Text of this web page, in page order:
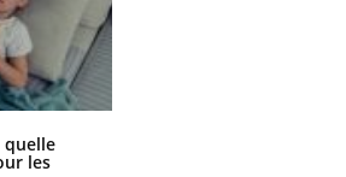
quelle
les